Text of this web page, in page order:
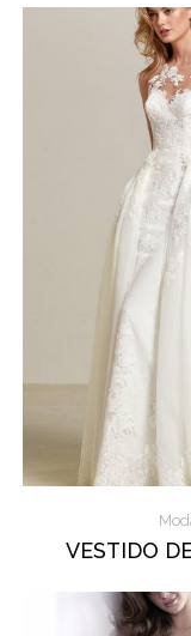
VESTIDO